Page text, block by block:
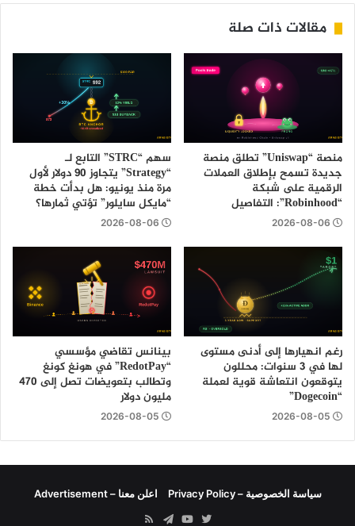
مقالات ذات صلة
منصة “Uniswap” تطلق منصة
جديدة تسمح بإطلاق العملات
الرقمية على شبكة
“Robinhood”: التفاصيل
2026-08-06
سهم “STRC” التابع لـ
“Strategy” يتجاوز 90 دولار لأول
مرة منذ يونيو: هل بدأت خطة
“مايكل سايلور” تؤتي ثمارها؟
2026-08-06
رغم انهيارها إلى أدنى مستوى
لها في 3 سنوات: محللون
يتوقعون انتعاشة قوية لعملة
“Dogecoin”
2026-08-05
بينانس تقاضي مؤسسي
“RedotPay” في هونغ كونغ
وتطالب بتعويضات تصل إلى 470
مليون دولار
2026-08-05
سياسة الخصوصية – Privacy Policy اعلن معنا – Advertisement